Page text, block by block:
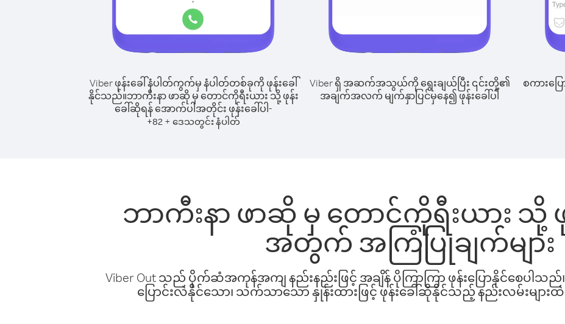
Viber ဖုန်းခေါ်နံပါတ်ကွက်မှ နံပါတ်တစ်ခုကို ဖုန်းခေါ်
နိုင်သည်။ဘာကီးနာ ဖာဆို မှ တောင်ကိုရီးယား သို့ ဖုန်း
ခေါ်ဆိုရန် အောက်ပါအတိုင်း ဖုန်းခေါ်ပါ-
+82+ ဒေသတွင်း နံပါတ်
Viber ရှိ အဆက်အသွယ်ကို ရွေးချယ်ပြီး ၎င်းတို့၏
အချက်အလက် မျက်နှာပြင်မှနေ၍ ဖုန်းခေါ်ပါ
စကားပြေ
ဘာကီးနာ ဖာဆို မှ တောင်ကိုရီးယား သို့ ဖု
အတွက် အကြံပြုချက်များ
Viber Out သည် ပိုက်ဆံအကုန်အကျ နည်းနည်းဖြင့် အချိန် ပိုကြာကြာ ဖုန်းပြောနိုင်စေပ
ပြောင်းလဲနိုင်သော၊ သက်သာသော နှုန်းထားဖြင့် ဖုန်းခေါ်ဆိုနိုင်သည့် နည်းလမ်းများ